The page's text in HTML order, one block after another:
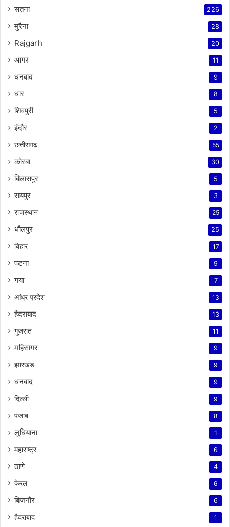
सतना 226
मुरैना 28
Rajgarh 20
आगर 11
धनबाद 9
धार 8
शिवपुरी 5
इंदौर 2
छत्तीसगढ़ 55
कोरबा 30
बिलासपुर 5
रायपुर 3
राजस्थान 25
धौलपुर 25
बिहार 17
पटना 9
गया 7
आंध्र प्रदेश 13
हैदराबाद 13
गुजरात 11
महिसागर 9
झारखंड 9
धनबाद 9
दिल्ली 9
पंजाब 8
लुधियाना 1
महाराष्ट्र 6
ठाणे 4
केरल 6
बिजनौर 6
हैदराबाद 1